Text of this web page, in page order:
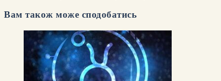
Вам також може сподобатись